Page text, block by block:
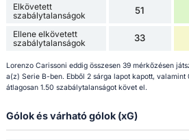
Elkövetett
szabálytalanságok
51
Ellene elkövetett
szabálytalanságok
33
Lorenzo Carissoni eddig összesen 39 mérkőzésen
a(z) Serie B-ben. Ebből 2 sárga lapot kapott,
átlagosan 1.50 szabálytalanságot követ el.
Gólok és várható gólok (xG)